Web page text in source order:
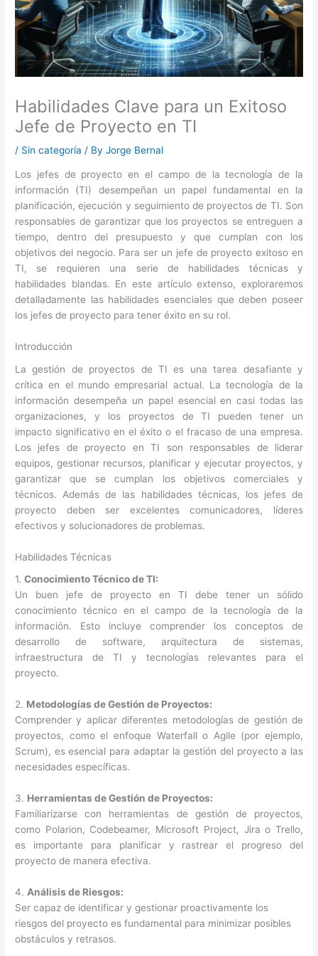
Habilidades Clave para un Exitoso
Jefe de Proyecto en TI
/ Sin categoría / ByJorge Bernal
Los jefes de proyecto en el campo de la tecnología de la
información (TI) desempeñan un papel fundamental en la
planificación, ejecución y seguimiento de proyectos de TI. Son
responsables de garantizar que los proyectos se entreguen a
tiempo, dentro del presupuesto y que cumplan con los
objetivos del negocio. Para ser un jefe de proyecto exitoso en
TI, se requieren una serie de habilidades técnicas y
habilidades blandas. En este artículo extenso, exploraremos
detalladamente las habilidades esenciales que deben poseer
los jefes de proyecto para tener éxito en su rol.
Introducción
La gestión de proyectos de TI es una tarea desafiante y
crítica en el mundo empresarial actual. La tecnología de la
información desempeña un papel esencial en casi todas las
organizaciones, y los proyectos de TI pueden tener un
impacto significativo en el éxito o el fracaso de una empresa.
Los jefes de proyecto en TI son responsables de liderar
equipos, gestionar recursos, planificar y ejecutar proyectos, y
garantizar que se cumplan los objetivos comerciales y
técnicos. Además de las habilidades técnicas, los jefes de
proyecto deben ser excelentes comunicadores, líderes
efectivos y solucionadores de problemas.
Habilidades Técnicas
1.Conocimiento Técnico de TI:
Un buen jefe de proyecto en TI debe tener un sólido
conocimiento técnico en el campo de la tecnología de la
información. Esto incluye comprender los conceptos de
desarrollo de software, arquitectura de sistemas,
infraestructura de TI y tecnologías relevantes para el
proyecto.
2. Metodologías de Gestión de Proyectos:
Comprender y aplicar diferentes metodologías de gestión de
proyectos, como el enfoque Waterfall o Agile (por ejemplo,
Scrum), es esencial para adaptar la gestión del proyecto a las
necesidades específicas.
3. Herramientas de Gestión de Proyectos:
Familiarizarse con herramientas de gestión de proyectos,
como Polarion, Codebeamer, Microsoft Project, Jira o Trello,
es importante para planificar y rastrear el progreso del
proyecto de manera efectiva.
4. Análisis de Riesgos:
Ser capaz de identificar y gestionar proactivamente los
riesgos del proyecto es fundamental para minimizar posibles
obstáculos y retrasos.